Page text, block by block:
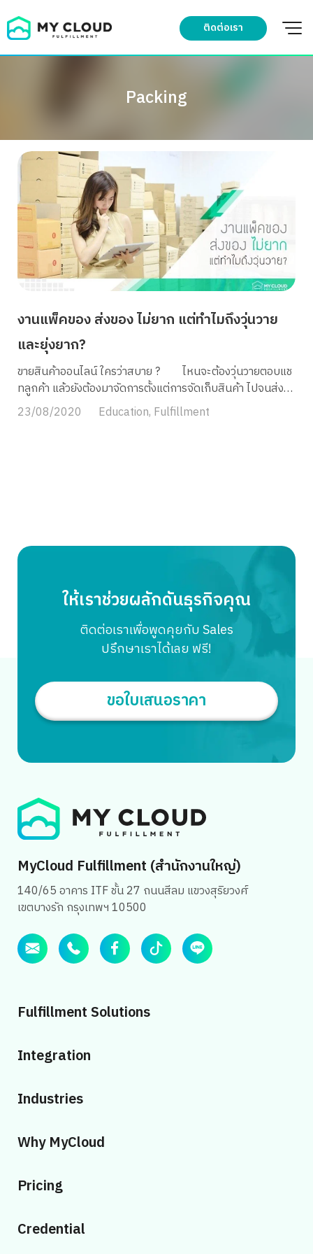
to
ติดต่อเรา
Search
Packing
งานแพ็คของ ส่งของ ไม่ยาก แต่ทำไมถึงวุ่นวาย
และยุ่งยาก?
ขายสินค้าออนไลน์ ใครว่าสบาย ? ไหนจะต้องวุ่นวายตอบแช
ทลูกค้า แล้วยังต้องมาจัดการตั้งแต่การจัดเก็บสินค้า ไปจนส่ง
สินค้าถึงมือลูกค้าอีก บางคนอาจคิดว่า การจัดเก็บสินค้าจะวาง
ไว้ตรงไหนก็ได้ แค่ไม่เกะกะก็พอ ในช่วงแรก ๆ ของยังน้อย
แข็งแพ็คสินค้ามากขึ้นเท่านั้น บางร้านดีหน่อยมีครอบครัวช่วย
นอกจากจะเปลืองงบประมาณไปแล้ว อาจจะยังต้องมาจัดการ
ปัญหาคนอีกครับ อย่างที่ทราบกันดีว่า ยิ่งมากคนก็ยิ่งมากความ
แค่แพ็คของส่งของใครว่าง่าย ? พูดถึงงานเเพ็คสินค้าที่
อาจดูเหมือนจะง่าย ไม่ซับซ้อน แต่แท้จริงแล้วมีดีเทลและเสีย
เวลาใช้ได้เลยครับ […]
23/08/2020 Education, Fulfillment
ให้เราช่วยผลักดันธุรกิจคุณ
ติดต่อเราเพื่อพูดคุยกับ Sales
ปรึกษาเราได้เลย ฟรี!
ขอใบเสนอราคา
MyCloud Fulfillment (สำนักงานใหญ่)
140/65 อาคาร ITF ชั้น 27 ถนนสีลม แขวงสุริยวงศ์
เขตบางรัก กรุงเทพฯ 10500
Fulfillment Solutions
Integration
Industries
Why MyCloud
Pricing
Credential